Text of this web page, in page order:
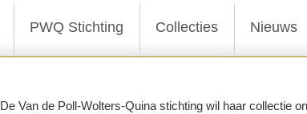
PWQ Stichting Collecties Nieuws
De Van de Poll-Wolters-Quina stichting wil haar collectie